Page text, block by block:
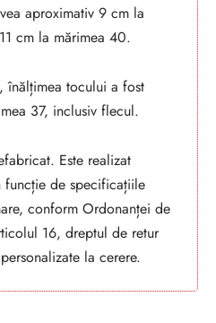
aproximativ 9 cm la
cm la mărimea 40.
înălțimea tocului a fost
37, inclusiv flecul.
Este realizat
de specificațiile
conform Ordonanței de
16, dreptul de retur
la cerere.